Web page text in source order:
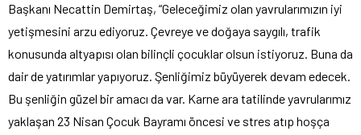
Başkanı Necattin Demirtaş, “Geleceğimiz olan yavrularımızın iyi
yetişmesini arzu ediyoruz. Çevreye ve doğaya saygılı, trafik
konusunda altyapısı olan bilinçli çocuklar olsun istiyoruz. Buna da
dair de yatırımlar yapıyoruz. Şenliğimiz büyüyerek devam edecek.
Bu şenliğin güzel bir amacı da var. Karne ara tatilinde yavrularımız
yaklaşan 23 Nisan Çocuk Bayramı öncesi ve stres atıp hoşça